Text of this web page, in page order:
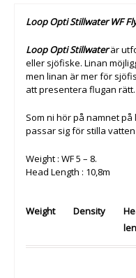
Loop Opti Stillwater WF
Loop Opti Stillwaterär
eller sjöfiske. Linan
men linan är mer för
att presentera flugan rätt.
Som ni hör på namnet
passar sig för stilla
Weight : WF 5 – 8.
Head Length : 10,8m
Weight Density